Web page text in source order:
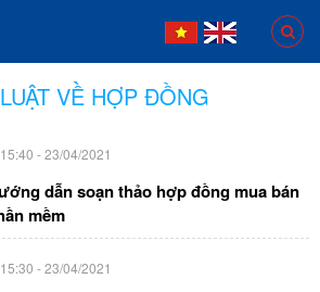
VỀ HỢP ĐỒNG
- 23/04/2021
dẫn soạn thảo hợp đồng mua bán
mềm
- 23/04/2021